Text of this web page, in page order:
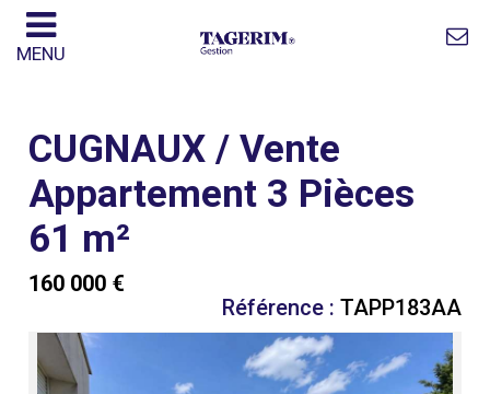
MENU
CUGNAUX / Vente
Appartement 3 Pièces
61 m²
160 000 €
Référence : TAPP183AA